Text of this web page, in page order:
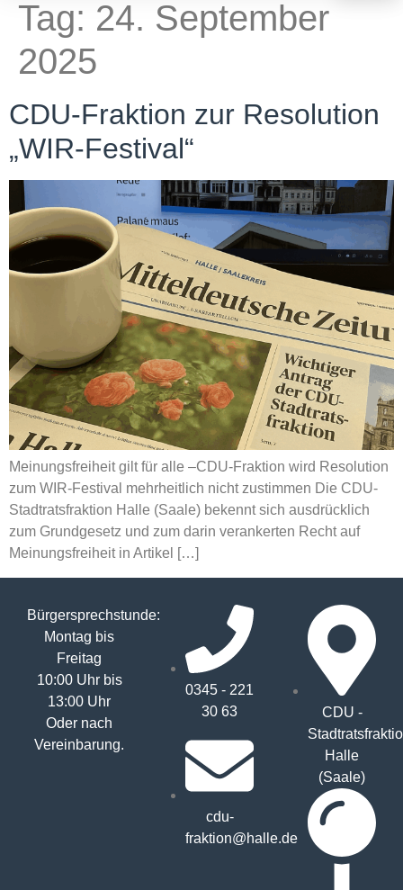
Tag: 24. September
2025
CDU-Fraktion zur Resolution
„WIR-Festival“
Meinungsfreiheit gilt für alle –CDU-Fraktion wird Resolution
zum WIR-Festival mehrheitlich nicht zustimmen Die CDU-
Stadtratsfraktion Halle (Saale) bekennt sich ausdrücklich
zum Grundgesetz und zum darin verankerten Recht auf
Meinungsfreiheit in Artikel […]
Bürgersprechstunde:
Montag bis
Freitag
10:00 Uhr bis
13:00 Uhr
Oder nach
Vereinbarung.
0345 - 221
30 63
cdu-
fraktion@halle.de
CDU -
Halle
(Saale)